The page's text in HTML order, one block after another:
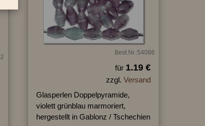
Best.Nr.:54086
für 1.19 €
zzgl. Versand
Glasperlen Doppelpyramide,
violett grünblau marmoriert,
hergestellt in Gablonz / Tschechien